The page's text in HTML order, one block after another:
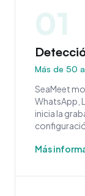
01
Más de 50
SeaMeet
WhatsApp,
inicia la
Más